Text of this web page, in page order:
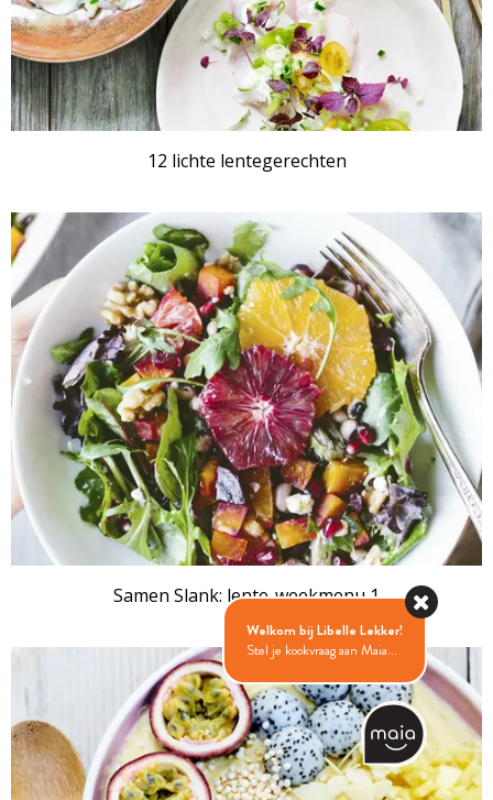
12 lichte lentegerechten
Samen Slank: lente-weekmenu 1
Welkom bij Libelle Lekker!
Stel je kookvraag aan Maia...